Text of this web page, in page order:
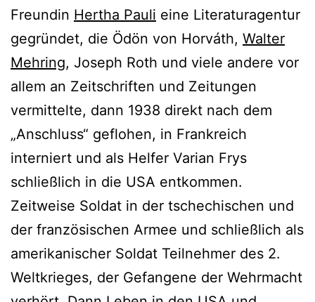
Freundin Hertha Pauli eine Literaturagentur
gegründet, die Ödön von Horváth, Walter
Mehring, Joseph Roth und viele andere vor
allem an Zeitschriften und Zeitungen
vermittelte, dann 1938 direkt nach dem
„Anschluss“ geflohen, in Frankreich
interniert und als Helfer Varian Frys
schließlich in die USA entkommen.
Zeitweise Soldat in der tschechischen und
der französischen Armee und schließlich als
amerikanischer Soldat Teilnehmer des 2.
Weltkrieges, der Gefangene der Wehrmacht